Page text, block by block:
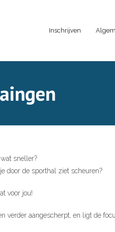
Inschrijven
sneller?
door de sporthal ziet scheuren?
voor jou!
verder aangescherpt, en ligt de